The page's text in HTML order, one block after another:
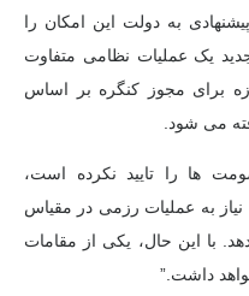
به دولت این امکان را
یک عملیات نظامی متفاوت
در نتیجه ضرب الاجل 60 روزه برای مجوز کنگره بر اساس
ها را تایید نکرده است،
به عملیات رزمی در مقیاس
با این حال، یکی از مقامات
داشت.”